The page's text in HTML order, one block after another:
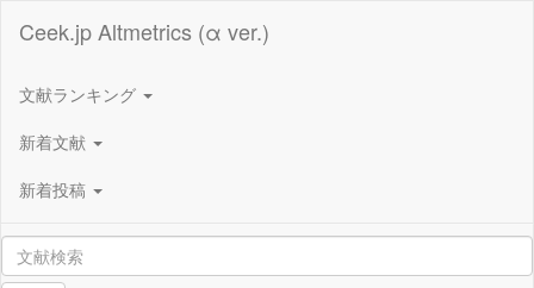
Ceek.jp Altmetrics (α ver.)
文献ランキング
新着文献
新着投稿